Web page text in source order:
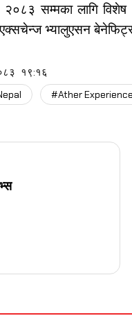
सम्मका लागि विशेष
एक्सचेन्ज भ्यालुएसन
१९:१६
#Ather